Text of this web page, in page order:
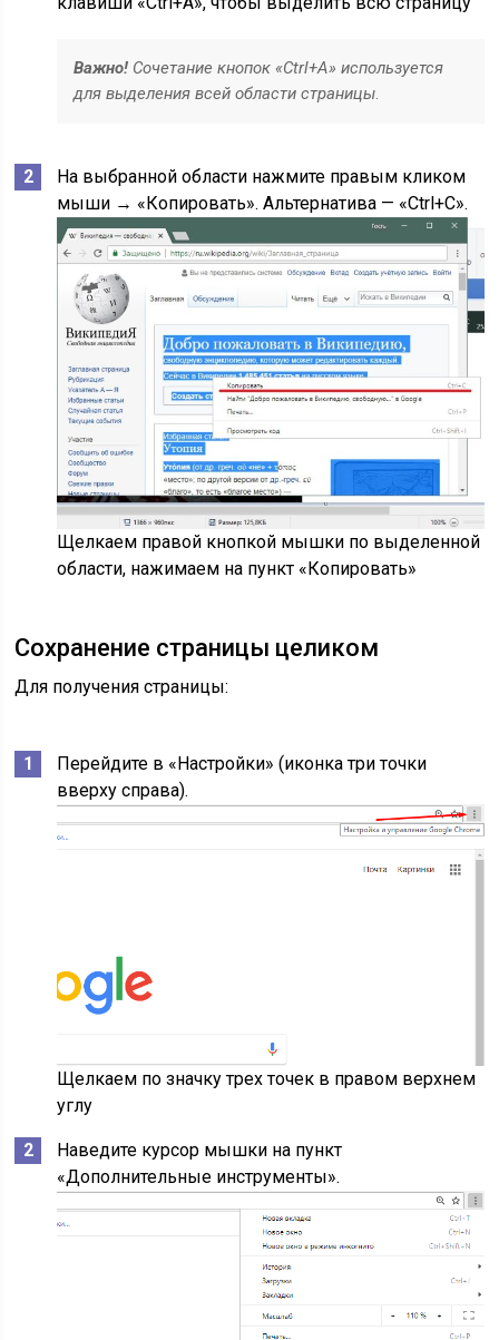
Важно! Сочетание кнопок «Ctrl+A» используется
для выделения всей области страницы.
На выбранной области нажмите правым кликом
мыши → «Копировать». Альтернатива — «Ctrl+C».
Щелкаем правой кнопкой мышки по выделенной
области, нажимаем на пункт «Копировать»
Сохранение страницы целиком
Для получения страницы:
Перейдите в «Настройки» (иконка три точки
вверху справа).
Щелкаем по значку трех точек в правом верхнем
углу
Наведите курсор мышки на пункт
«Дополнительные инструменты».